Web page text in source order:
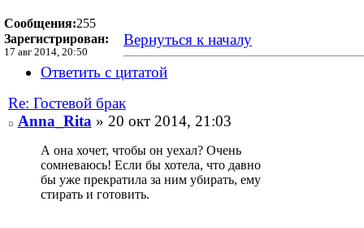
Сообщения:255
Зарегистрирован:
17 авг 2014, 20:50
Вернуться к началу
Ответить с цитатой
Re: Гостевой брак
Anna_Rita » 20 окт 2014, 21:03
А она хочет, чтобы он уехал? Очень
сомневаюсь! Если бы хотела, что давно
бы уже прекратила за ним убирать, ему
стирать и готовить.